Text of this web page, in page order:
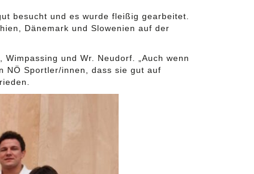
besucht und es wurde fleißig gearbeitet.
Dänemark und Slowenien auf der
und Wr. Neudorf. „Auch wenn
NÖ Sportler/innen, dass sie gut auf